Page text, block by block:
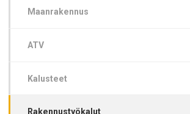
Maanrakennus
ATV
Kalusteet
Rakennustyökalut